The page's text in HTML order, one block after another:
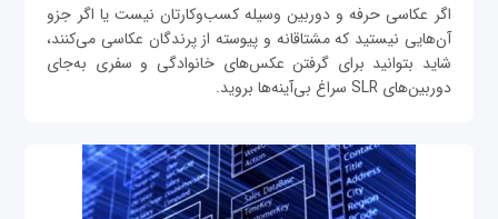
اگر عکاسی حرفه و دوربین وسیله کسب‌وکارتان نیست یا اگر جزو
آن‌هایی نیستید که مشتاقانه و پیوسته از پرندگان عکاسی می‌‌کنند،
شاید بتوانید برای گرفتن عکس‌های خانوادگی و سفری به‌جای
دوربین‌های SLR سراغ بی‌آینه‌ها بروید.